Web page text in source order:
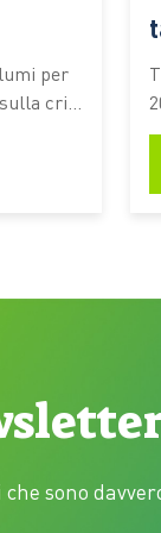
per
crisi
sono